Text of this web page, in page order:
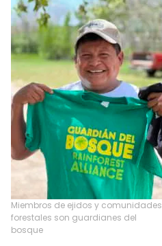
Miembros de ejidos y comunidades
forestales son guardianes del
bosque